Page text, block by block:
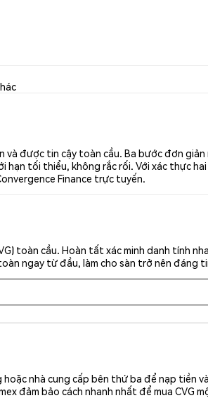
được tin cậy toàn cầu. Ba bước đơn
tối thiểu, không rắc rối. Với xác thực
Finance trực tuyến.
toàn cầu. Hoàn tất xác minh danh tính
ngay từ đầu, làm cho sàn trở nên đáng
nhà cung cấp bên thứ ba để nạp tiền
đảm bảo cách nhanh nhất để mua CVG